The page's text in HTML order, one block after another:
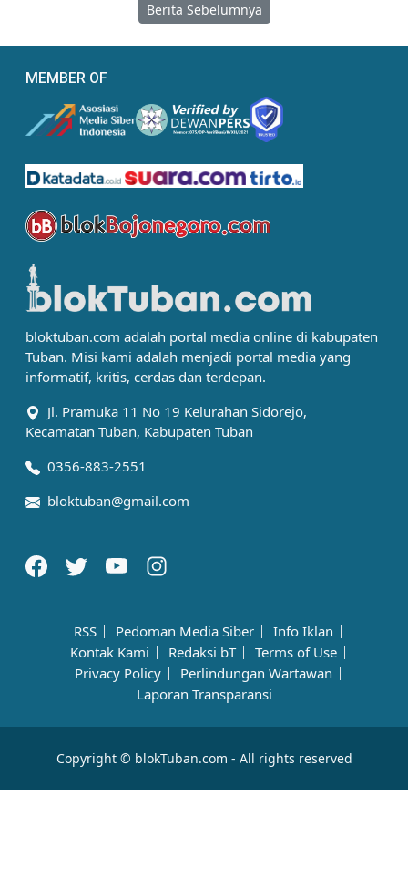
Berita Sebelumnya
MEMBER OF
bloktuban.com adalah portal media online di kabupaten
Tuban. Misi kami adalah menjadi portal media yang
informatif, kritis, cerdas dan terdepan.
Jl. Pramuka 11 No 19 Kelurahan Sidorejo,
Kecamatan Tuban, Kabupaten Tuban
0356-883-2551
bloktuban@gmail.com
RSS Pedoman Media Siber
Info Iklan
Kontak Kami
Redaksi bT
Terms of Use
Privacy Policy
Perlindungan Wartawan
Laporan Transparansi
Copyright © blokTuban.com - All rights reserved